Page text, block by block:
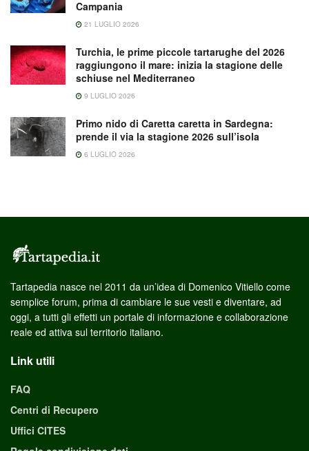
Campania
21 LUGLIO 2026
Turchia, le prime piccole tartarughe del 2026
raggiungono il mare: inizia la stagione delle
schiuse nel Mediterraneo
9 LUGLIO 2026
Primo nido di Caretta caretta in Sardegna:
prende il via la stagione 2026 sull’isola
6 LUGLIO 2026
Tartapedia nasce nel 2011 da un’idea di Domenico Vitiello come
semplice forum, prima di cambiare le sue vesti e diventare, ad
oggi, a tutti gli effetti un portale di informazione e collaborazione
reale ed attiva sul territorio italiano.
Link utili
FAQ
Centri di Recupero
Uffici CITES